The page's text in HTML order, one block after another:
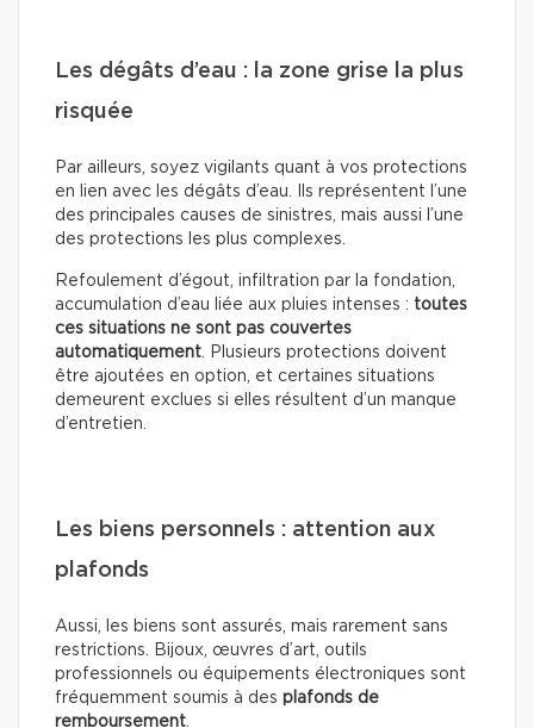
Les dégâts d’eau : la zone grise la plus
risquée
Par ailleurs, soyez vigilants quant à vos protections
en lien avec les dégâts d’eau. Ils représentent l’une
des principales causes de sinistres, mais aussi l’une
des protections les plus complexes.
Refoulement d’égout, infiltration par la fondation,
accumulation d’eau liée aux pluies intenses : toutes
ces situations ne sont pas couvertes
automatiquement. Plusieurs protections doivent
être ajoutées en option, et certaines situations
demeurent exclues si elles résultent d’un manque
d’entretien.
Les biens personnels : attention aux
plafonds
Aussi, les biens sont assurés, mais rarement sans
restrictions. Bijoux, œuvres d’art, outils
professionnels ou équipements électroniques sont
fréquemment soumis à des plafonds de
remboursement.